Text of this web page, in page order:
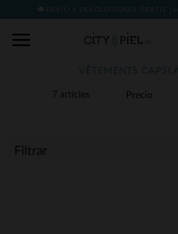
ENVÍO Y DEVOLUCIONES GRATIS
7 articles
VÊTEMENTS
Filtrar